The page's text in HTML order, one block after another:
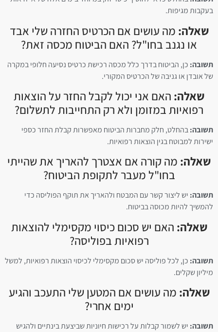
בעקבות מגיפות.
שאלה: מה עושים אם הכרטיס החזרה שלי אבד
או נגנב בחו"ל? האם הביטוח מכסה זאת?
תשובה: כן, הביטוח בדרך כלל מכסה רכישת כרטיס נסיעה חלופי במקרה
של אובדן או גניבה של הכרטיס המקורי.
שאלה: האם אני יכול לקבל החזר על הוצאות
רפואיות במזומן ולא רק התחייבות לתשלום?
תשובה:בהחלט, חלק מחברות הביטוח מאפשרות קבלת החזר כספי
ישירות למבוטח בגין הוצאות רפואיות.
שאלה: מה קורה אם אצטרך להאריך את שהייתי
בחו"ל מעבר לתקופת הביטוח?
תשובה: יש ליצור קשר עם המבטח ולהאריך את תוקף הפוליסה כדי
להמשיך להיות מכוסה בביטוח.
שאלה: האם יש סכום כיסוי מקסימלי להוצאות
רפואיות בפוליסה?
תשובה: כן, לכל פוליסה יש סכום מקסימלי לכיסוי הוצאות רפואיות, למשל
מיליון שקלים.
שאלה: מה עושים אם המטען שלי התעכב והגיע
ימים אחרי?
תשובה: יש לשמור קבלות על רכישות חיוניות שביצעת בינתיים ולהגיש